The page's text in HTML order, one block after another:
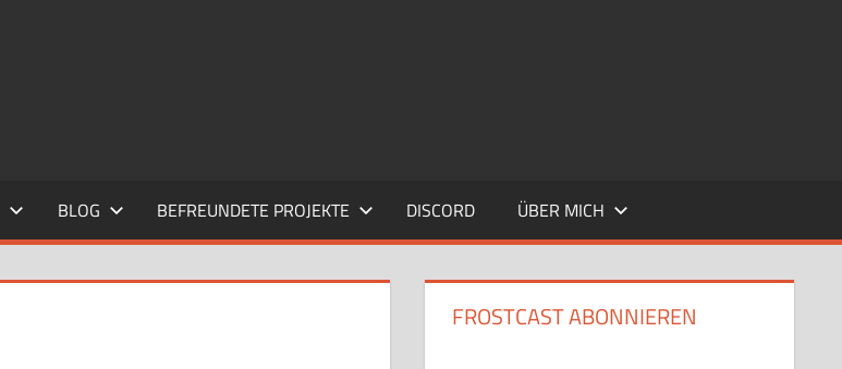
BLOG BEFREUNDETE PROJEKTE DISCORD ÜBER MICH
FROSTCAST ABONNIEREN